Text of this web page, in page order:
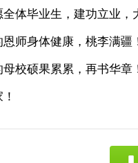
体毕业生，建功立业，
师身体健康，桃李满疆
校硕果累累，再书华章